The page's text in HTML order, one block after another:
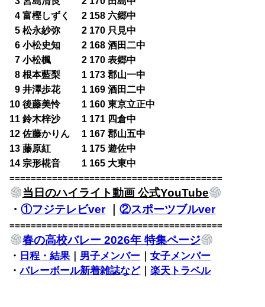
04 富樫しずく 2 158 六郷中
05 松永紗弥 2 170 只見中
06 小松史知 2 168 酒田二中
07 小松楓 2 170 表郷中
08 根本藍梨 1 173 郡山一中
09 井澤歩花 1 169 酒田二中
10 後藤美怜 1 160 東京立正中
11 鈴木梓沙 1 171 四倉中
12 佐藤かりん 1 167 郡山五中
13 藤原紅 1 175 遊佐中
14 宗形椛音 1 165 大東中
========================================
当日のハイライト動画 公式YouTube
・①フジテレビver｜②スポーツブルver
========================================
春の高校バレー 2026年 特集ページ
・ 日程・結果｜ 男子メンバー ｜女子メンバー
・バレーボール新着雑誌など｜楽天トラベル